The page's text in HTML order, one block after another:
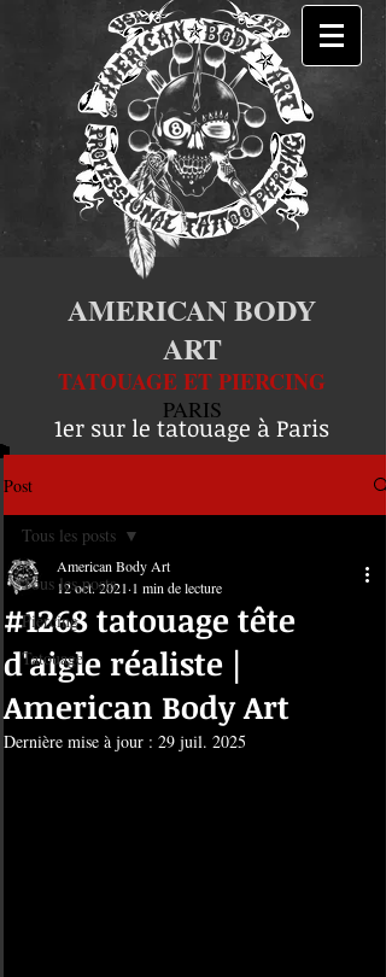
AMERICAN BODY
ART
TATOUAGE ET PIERCING
PARIS
1er sur le tatouage à Paris
Post
Tous les posts
Piercing
Tatouage
Tous les posts
#1268 tatouage tête
d'aigle réaliste |
American Body Art
American Body Art
12 oct. 2021 1 min de lecture
Dernière mise à jour : 29 juil. 2025